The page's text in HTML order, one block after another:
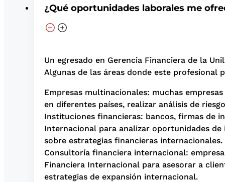
¿Qué oportunidades laborales me
Un egresado en Gerencia Financiera de la
Algunas de las áreas donde este profesional
Empresas multinacionales: muchas
en diferentes países, realizar análisis de
Instituciones financieras: bancos, firmas de
Internacional para analizar oportunidades
sobre estrategias financieras internacionales.
Consultoría financiera internacional:
Financiera Internacional para asesorar a
estrategias de expansión internacional.